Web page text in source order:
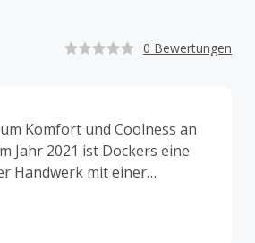
0 Bewertungen
Komfort und Coolness an
Jahr 2021 ist Dockers eine
Handwerk mit einer
immer bereit, immer an.